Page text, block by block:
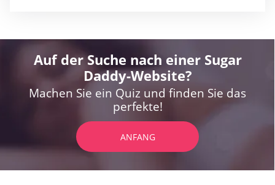
Auf der Suche nach einer Sugar
Daddy-Website?
Machen Sie ein Quiz und finden Sie das
perfekte!
ANFANG